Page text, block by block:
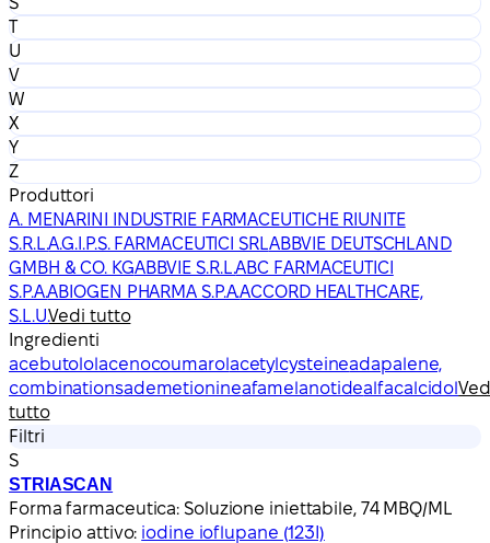
T
U
V
W
X
Y
Z
Produttori
A. MENARINI INDUSTRIE FARMACEUTICHE RIUNITE
S.R.L.A.G.I.P.S. FARMACEUTICI SRLABBVIE DEUTSCHLAND
GMBH & CO. KGABBVIE S.R.L.ABC FARMACEUTICI
S.P.A.ABIOGEN PHARMA S.P.A.ACCORD HEALTHCARE,
S.L.U.Vedi tutto
Ingredienti
acebutololacenocoumarolacetylcysteineadapalene,
combinationsademetionineafamelanotidealfacalcidol
tutto
Filtri
S
STRIASCAN
Forma farmaceutica: Soluzione iniettabile, 74 MBQ/ML
Principio attivo: iodine ioflupane (123I)